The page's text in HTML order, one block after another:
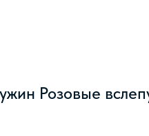
Розовые